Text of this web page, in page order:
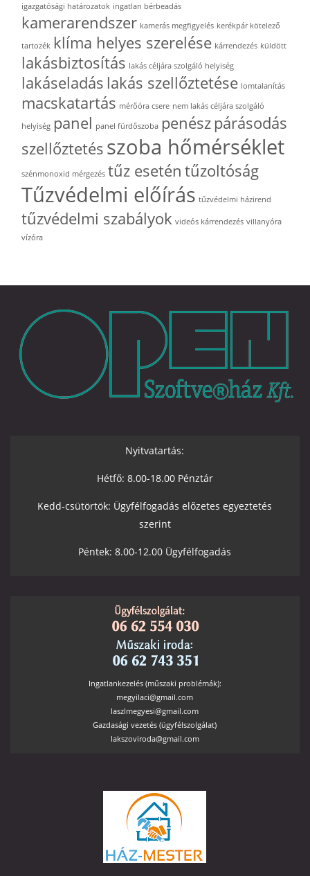
igazgatósági határozatok ingatlan bérbeadás
kamerarendszer kamerás megfigyelés kerékpár kötelező
tartozék klíma helyes szerelése kárrendezés küldött
lakásbiztosítás lakás céljára szolgáló helyiség
lakáseladás lakás szellőztetése lomtalanítás
macskatartás mérőóra csere nem lakás céljára szolgáló
helyiség panel panel fürdőszoba penész párásodás
szellőztetés szoba hőmérséklet
szénmonoxid mérgezés tűz esetén tűzoltóság
Tűzvédelmi előírás tűzvédelmi házirend
tűzvédelmi szabályok videós kárrendezés villanyóra
vízóra
Nyitvatartás:
Hétfő: 8.00-18.00 Pénztár
Kedd-csütörtök: Ügyfélfogadás előzetes egyeztetés
szerint
Péntek: 8.00-12.00 Ügyfélfogadás
Ingatlankezelés (műszaki problémák):
megyilaci@gmail.com
laszlmegyesi@gmail.com
Gazdasági vezetés (ügyfélszolgálat)
lakszoviroda@gmail.com